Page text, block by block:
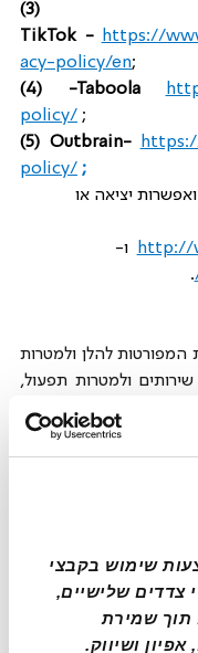
(3)
TikTok -
https://
acy-policy/en;
(4) -Taboola
policy/ ;
(5) Outbrain-
policy/ ;
יציאה או
http://
ו-
.
המידע שאנו אוספים ישמש אותנו למטרות המפורטות להלן ולמטרות
השירותים;
שתרכוש;